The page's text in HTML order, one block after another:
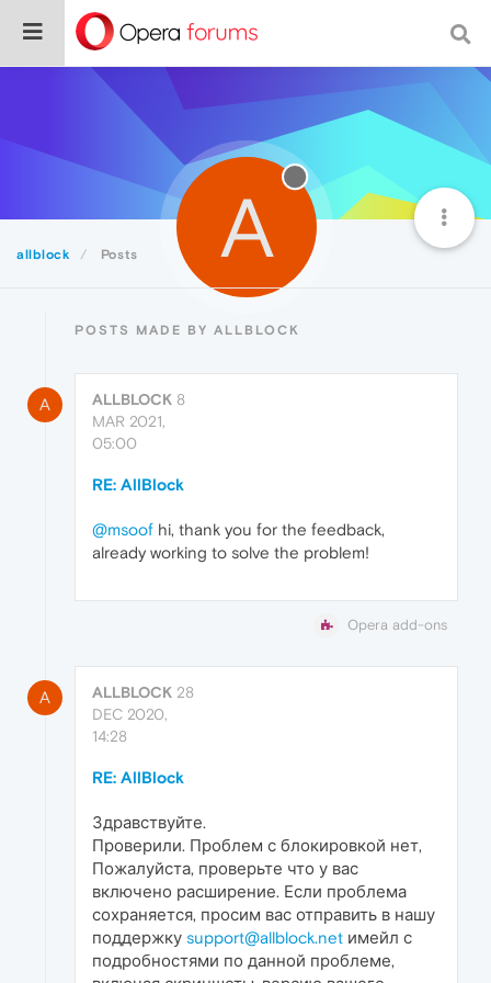
allblock Posts A
POSTS MADE BY ALLBLOCK
A ALLBLOCK 8
MAR 2021,
05:00
RE: AllBlock
@msoof hi, thank you for the feedback,
already working to solve the problem!
Opera add-ons
A ALLBLOCK 28
DEC 2020,
14:28
RE: AllBlock
Здравствуйте.
Проверили. Проблем с блокировкой нет,
Пожалуйста, проверьте что у вас
включено расширение. Если проблема
сохраняется, просим вас отправить в нашу
поддержку support@allblock.net имейл с
подробностями по данной проблеме,